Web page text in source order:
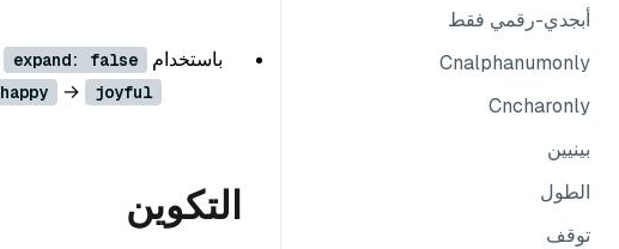
أبجدي-رقمي فقط
Cnalphanumonly
Cncharonly
بينيين
الطول
توقف
باستخدام expand: false
joyful
→
happy
التكوين